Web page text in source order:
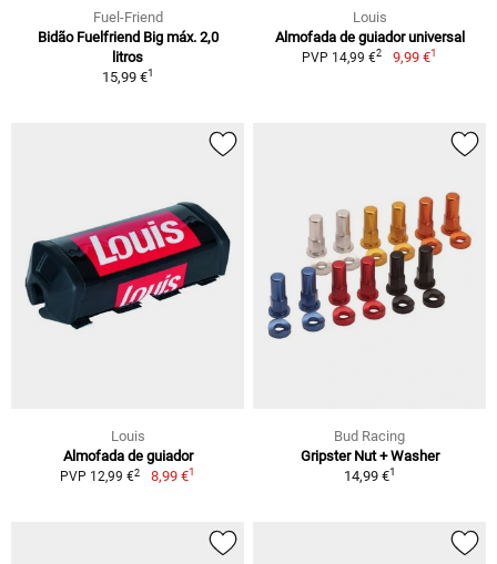
Fuel-Friend
Bidão Fuelfriend Big máx. 2,0
litros
15,99 €1
Louis
Almofada de guiador universal
PVP 14,99 €2 9,99 €1
Louis
Almofada de guiador
PVP 12,99 €2 8,99 €1
Bud Racing
Gripster Nut + Washer
14,99 €1